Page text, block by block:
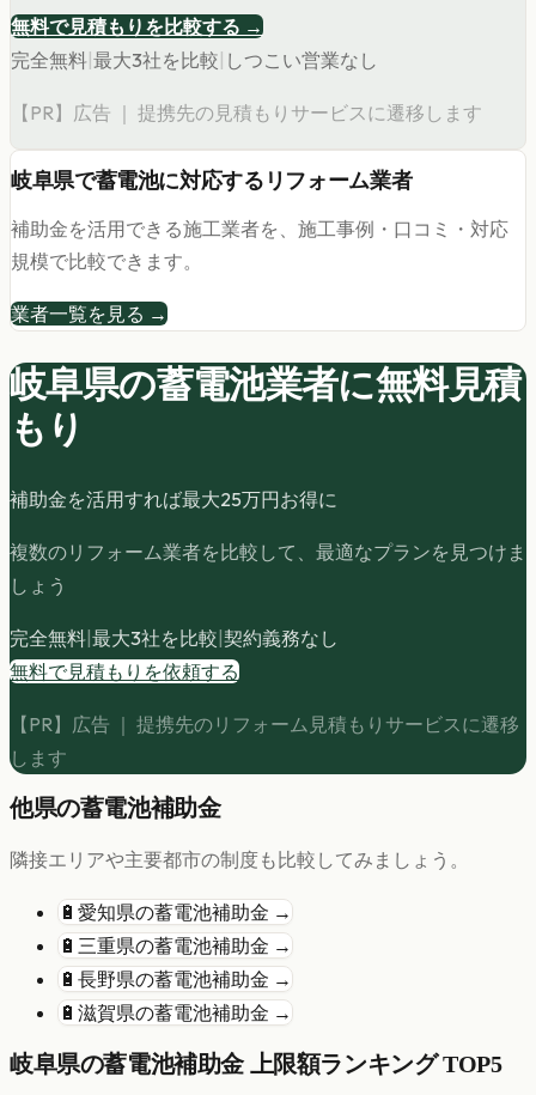
無料で見積もりを比較する →
完全無料 最大3社を比較 しつこい営業なし
【PR】広告 ｜ 提携先の見積もりサービスに遷移します
岐阜県で蓄電池に対応するリフォーム業者
補助金を活用できる施工業者を、施工事例・口コミ・対応
規模で比較できます。
業者一覧を見る →
岐阜県の蓄電池業者に無料見積
もり
補助金を活用すれば最大25万円お得に
複数のリフォーム業者を比較して、最適なプランを見つけま
しょう
完全無料|最大3社を比較|契約義務なし
無料で見積もりを依頼する
【PR】広告 ｜ 提携先のリフォーム見積もりサービスに遷移
します
他県の蓄電池補助金
隣接エリアや主要都市の制度も比較してみましょう。
🔋 愛知県の蓄電池補助金 →
🔋 三重県の蓄電池補助金 →
🔋 長野県の蓄電池補助金 →
🔋 滋賀県の蓄電池補助金 →
岐阜県の蓄電池補助金 上限額ランキング TOP5